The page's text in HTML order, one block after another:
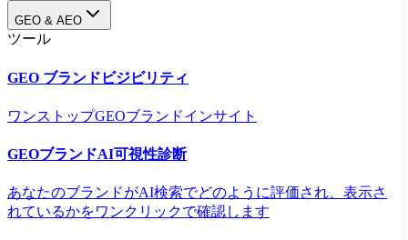
GEO & AEO
ツール
GEO ブランドビジビリティ
ワンストップGEOブランドインサイト
GEOブランドAI可視性診断
あなたのブランドがAI検索でどのように評価され、表示さ
れているかをワンクリックで確認します